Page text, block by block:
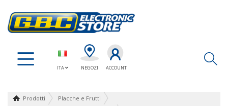
ITA NEGOZI ACCOUNT
Prodotti
Placche e Frutti